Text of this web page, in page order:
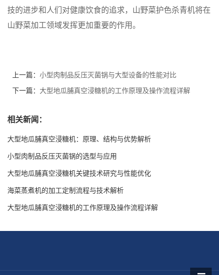
技的进步和人们对健康饮食的追求，山野菜护色杀青机将在
山野菜加工领域发挥更加重要的作用。
上一篇： 小型肉制品反压灭菌锅与大型设备的性能对比
下一篇： 大型地瓜脯真空浸糖机的工作原理及操作流程详解
相关新闻：
大型地瓜脯真空浸糖机：原理、结构与优势解析
小型肉制品反压灭菌锅的选型与应用
大型地瓜脯真空浸糖机关键技术研究与性能优化
海菜蒸煮机的加工定制流程与技术解析
大型地瓜脯真空浸糖机的工作原理及操作流程详解